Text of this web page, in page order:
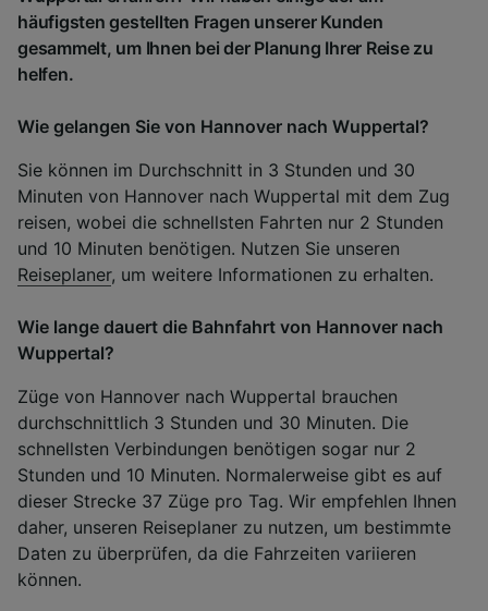
häufigsten gestellten Fragen unserer Kunden
gesammelt, um Ihnen bei der Planung Ihrer Reise zu
helfen.
Wie gelangen Sie von Hannover nach Wuppertal?
Sie können im Durchschnitt in 3 Stunden und 30
Minuten von Hannover nach Wuppertal mit dem Zug
reisen, wobei die schnellsten Fahrten nur 2 Stunden
und 10 Minuten benötigen. Nutzen Sie unseren
Reiseplaner, um weitere Informationen zu erhalten.
Wie lange dauert die Bahnfahrt von Hannover nach
Wuppertal?
Züge von Hannover nach Wuppertal brauchen
durchschnittlich 3 Stunden und 30 Minuten. Die
schnellsten Verbindungen benötigen sogar nur 2
Stunden und 10 Minuten. Normalerweise gibt es auf
dieser Strecke 37 Züge pro Tag. Wir empfehlen Ihnen
daher, unseren Reiseplaner zu nutzen, um bestimmte
Daten zu überprüfen, da die Fahrzeiten variieren
können.